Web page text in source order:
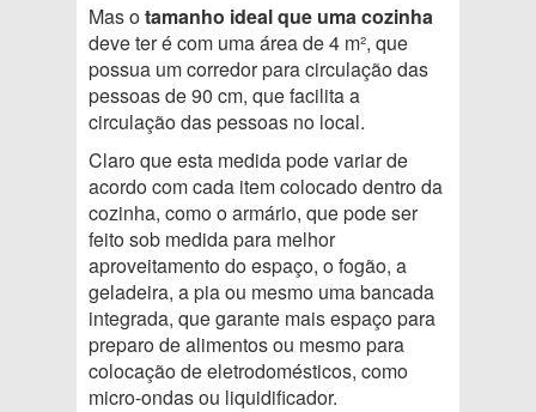
Mas otamanho ideal que uma cozinha
deve ter é com uma área de 4 m², que
possua um corredor para circulação das
pessoas de 90 cm, que facilita a
circulação das pessoas no local.
Claro que esta medida pode variar de
acordo com cada item colocado dentro da
cozinha, como o armário, que pode ser
feito sob medida para melhor
aproveitamento do espaço, o fogão, a
geladeira, a pia ou mesmo uma bancada
integrada, que garante mais espaço para
preparo de alimentos ou mesmo para
colocação de eletrodomésticos, como
micro-ondas ou liquidificador.